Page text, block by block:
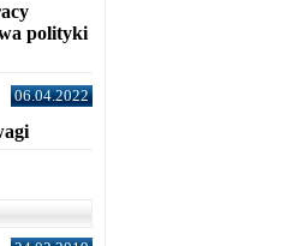
polityki
06.04.2022